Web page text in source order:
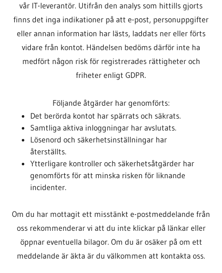
vår IT-leverantör. Utifrån den analys som hittills gjorts
finns det inga indikationer på att e-post, personuppgifter
eller annan information har lästs, laddats ner eller förts
vidare från kontot. Händelsen bedöms därför inte ha
medfört någon risk för registrerades rättigheter och
friheter enligt GDPR.
Följande åtgärder har genomförts:
Det berörda kontot har spärrats och säkrats.
Samtliga aktiva inloggningar har avslutats.
Lösenord och säkerhetsinställningar har
återställts.
Ytterligare kontroller och säkerhetsåtgärder har
genomförts för att minska risken för liknande
incidenter.
Om du har mottagit ett misstänkt e-postmeddelande från
oss rekommenderar vi att du inte klickar på länkar eller
öppnar eventuella bilagor. Om du är osäker på om ett
meddelande är äkta är du välkommen att kontakta oss.